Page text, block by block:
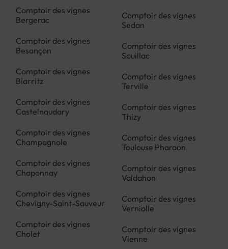
Comptoir des vignes
Bergerac
Comptoir des vignes
Besançon
Comptoir des vignes
Biarritz
Comptoir des vignes
Castelnaudary
Comptoir des vignes
Champagnole
Comptoir des vignes
Chaponnay
Comptoir des vignes
Chevigny-Saint-Sauveur
Comptoir des vignes
Cholet
Comptoir des vignes
Sedan
Comptoir des vignes
Souillac
Comptoir des vignes
Terville
Comptoir des vignes
Thizy
Comptoir des vignes
Toulouse Pharaon
Comptoir des vignes
Valdahon
Comptoir des vignes
Verniolle
Comptoir des vignes
Vienne